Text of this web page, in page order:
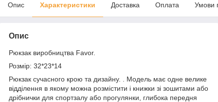
Опис Характеристики Доставка Оплата Умови
Опис
Рюкзак виробництва Favor.
Розмір: 32*23*14
Рюкзак сучасного крою та дизайну. . Модель має одне велике
відділення в якому можна розмістити і книжки зі зошитами або
дрібнички для спортзалу або прогулянки, глибока передня